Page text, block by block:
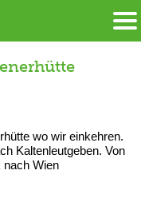
wo wir einkehren.
Kaltenleutgeben. Von
nach Wien